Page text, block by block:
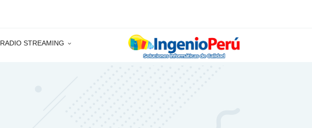
RADIO STREAMING